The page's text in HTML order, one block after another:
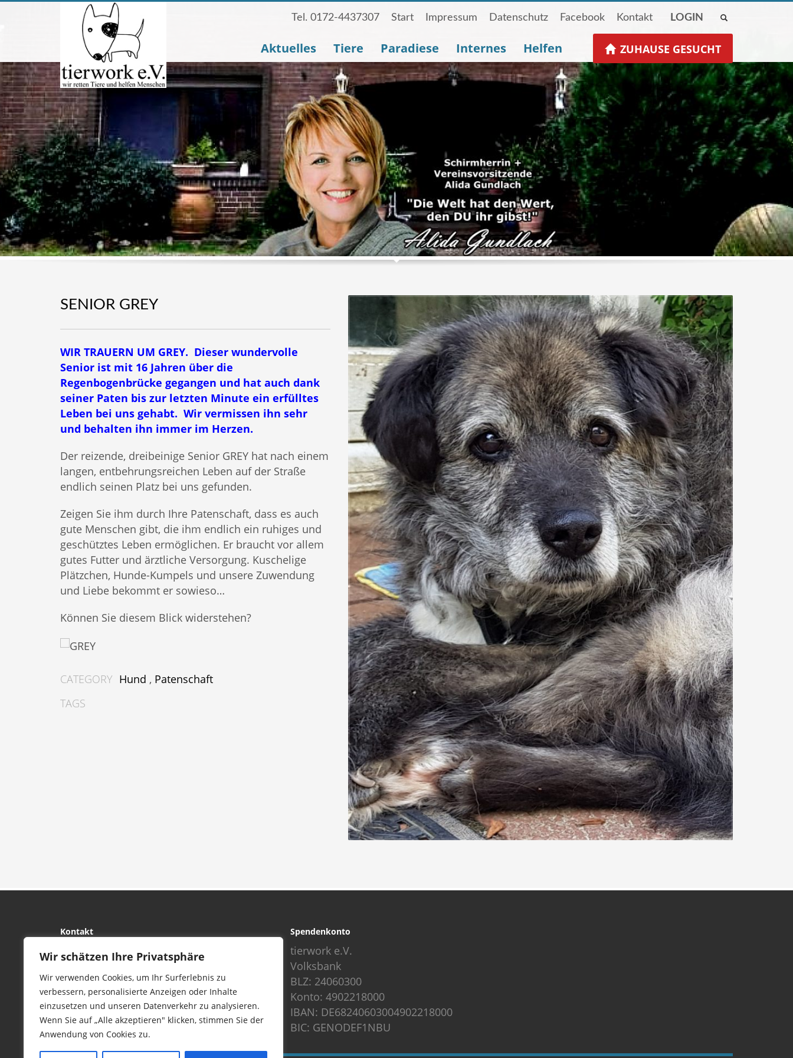
Wir schätzen Ihre Privatsphäre
Wir verwenden Cookies, um Ihr Surferlebnis zu
verbessern, personalisierte Anzeigen oder Inhalte
einzusetzen und unseren Datenverkehr zu analysieren.
Wenn Sie auf „Alle akzeptieren" klicken, stimmen Sie der
Anwendung von Cookies zu.
Tel. 0172-4437307 Start Impressum Datenschutz Facebook Kontakt LOGIN
Aktuelles Tiere Paradiese Internes Helfen ZUHAUSE GESUCHT
SENIOR GREY
WIR TRAUERN UM GREY. Dieser wundervolle
Senior ist mit 16 Jahren über die
Regenbogenbrücke gegangen und hat auch dank
seiner Paten bis zur letzten Minute ein erfülltes
Leben bei uns gehabt. Wir vermissen ihn sehr
und behalten ihn immer im Herzen.
Der reizende, dreibeinige Senior GREY hat nach einem
langen, entbehrungsreichen Leben auf der Straße
endlich seinen Platz bei uns gefunden.
Zeigen Sie ihm durch Ihre Patenschaft, dass es auch
gute Menschen gibt, die ihm endlich ein ruhiges und
geschütztes Leben ermöglichen. Er braucht vor allem
gutes Futter und ärztliche Versorgung. Kuschelige
Plätzchen, Hunde-Kumpels und unsere Zuwendung
und Liebe bekommt er sowieso…
Können Sie diesem Blick widerstehen?
CATEGORY Hund , Patenschaft
TAGS
Kontakt
tierwork e.V.
Im alten Dorf 4
Tel 0172-4437307
service@tierwork.de
Spendenkonto
tierwork e.V.
Volksbank
BLZ: 24060300
Konto: 4902218000
IBAN: DE68240603004902218000
BIC: GENODEF1NBU